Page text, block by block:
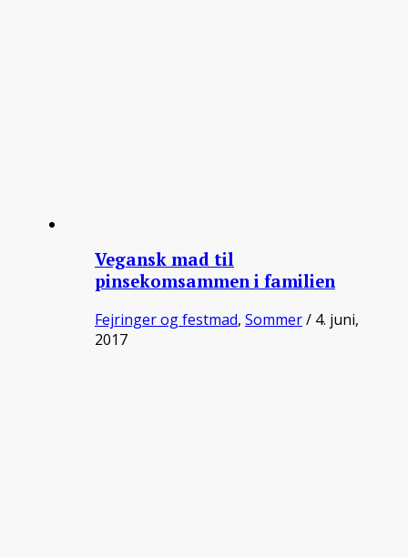
Vegansk mad til
pinsekomsammen i familien
Fejringer og festmad, Sommer/ 4. juni,
2017